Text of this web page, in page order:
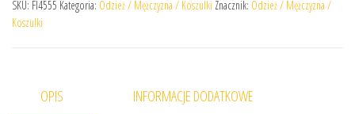
SKU: FI4555 Kategoria: Odzież / Mężczyzna / Koszulki Znacznik: Odzież / Mężczyzna /
Koszulki
OPIS INFORMACJE DODATKOWE